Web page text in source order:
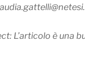
L’articolo è una